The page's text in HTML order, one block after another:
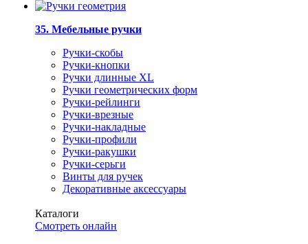
35. Мебельные ручки
Ручки-скобы
Ручки-кнопки
Ручки длинные XL
Ручки геометрических форм
Ручки-рейлинги
Ручки-врезные
Ручки-накладные
Ручки-профили
Ручки-ракушки
Ручки-серьги
Винты для ручек
Декоративные аксессуары
Каталоги
Смотреть онлайн